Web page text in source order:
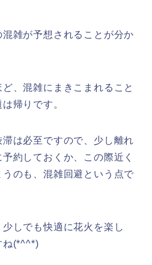
雑が予想されることが分か
、混雑にまきこまれること
帰りです。
は必至ですので、少し離れ
約しておくか、この際近く
のも、混雑回避という点で
しでも快適に花火を楽し
ね(*^^*)